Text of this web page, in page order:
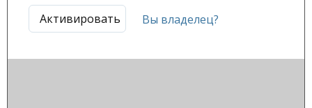
Активировать Вы владелец?